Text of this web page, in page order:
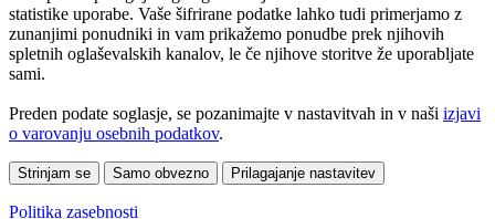
statistike uporabe. Vaše šifrirane podatke lahko tudi primerjamo z
zunanjimi ponudniki in vam prikažemo ponudbe prek njihovih
spletnih oglaševalskih kanalov, le če njihove storitve že uporabljate
sami.
Preden podate soglasje, se pozanimajte v nastavitvah in v naši izjavi
o varovanju osebnih podatkov.
Strinjam se Samo obvezno Prilagajanje nastavitev
Politika zasebnosti